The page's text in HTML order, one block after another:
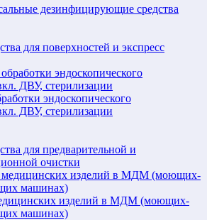
дезинфицирующие средства
для поверхностей и экспресс
эндоскопического
ДВУ, стерилизации
для предварительной и
очистки
изделий в МДМ (моющих-
машинах)